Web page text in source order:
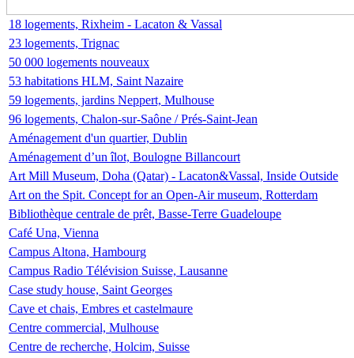
18 logements, Rixheim - Lacaton & Vassal
23 logements, Trignac
50 000 logements nouveaux
53 habitations HLM, Saint Nazaire
59 logements, jardins Neppert, Mulhouse
96 logements, Chalon-sur-Saône / Prés-Saint-Jean
Aménagement d'un quartier, Dublin
Aménagement d’un îlot, Boulogne Billancourt
Art Mill Museum, Doha (Qatar) - Lacaton&Vassal, Inside Outside
Art on the Spit. Concept for an Open-Air museum, Rotterdam
Bibliothèque centrale de prêt, Basse-Terre Guadeloupe
Café Una, Vienna
Campus Altona, Hambourg
Campus Radio Télévision Suisse, Lausanne
Case study house, Saint Georges
Cave et chais, Embres et castelmaure
Centre commercial, Mulhouse
Centre de recherche, Holcim, Suisse